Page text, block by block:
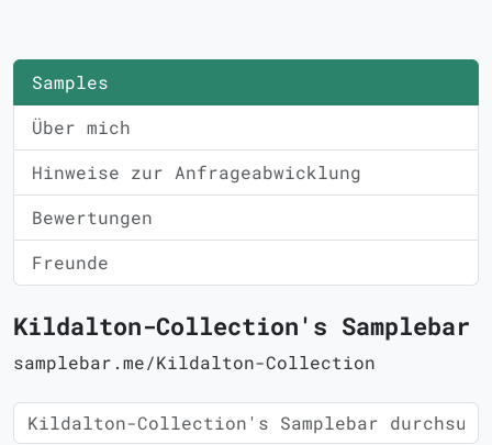
Samples
Über mich
Hinweise zur Anfrageabwicklung
Bewertungen
Freunde
Kildalton-Collection's Samplebar
samplebar.me/Kildalton-Collection